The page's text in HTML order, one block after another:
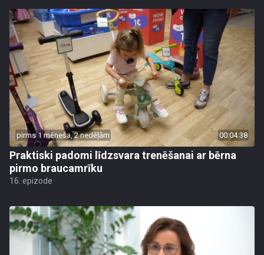
pirms 1 mēneša, 2 nedēļām 00:04:38
Praktiski padomi līdzsvara trenēšanai ar bērna
pirmo braucamrīku
16. epizode